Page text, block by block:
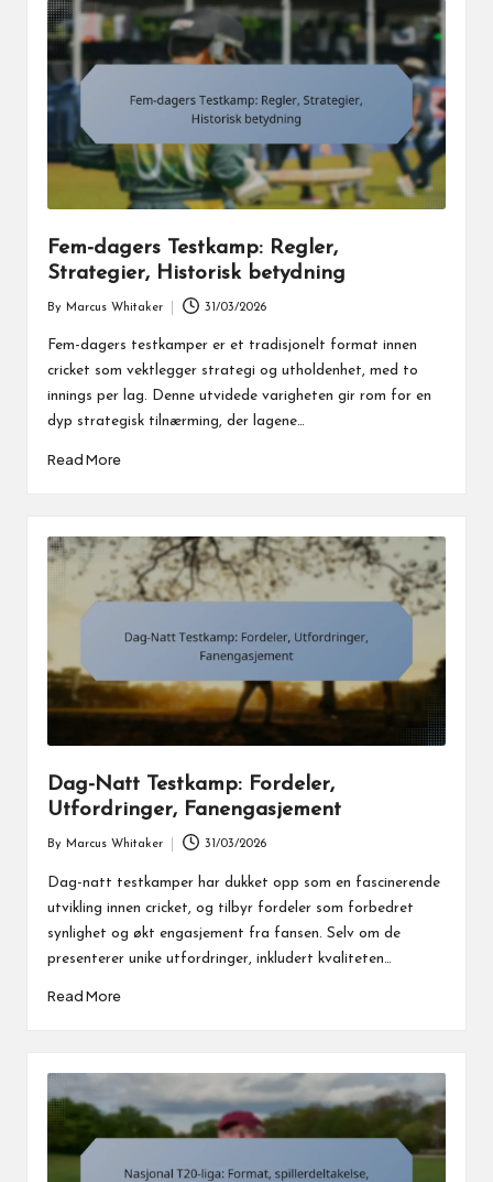
Fem-dagers Testkamp: Regler,
Strategier, Historisk betydning
by
By Marcus Whitaker 31/03/2026
Fem-dagers testkamper er et tradisjonelt format innen
cricket som vektlegger strategi og utholdenhet, med to
innings per lag. Denne utvidede varigheten gir rom for en
dyp strategisk tilnærming, der lagene…
Read More
Dag-Natt Testkamp: Fordeler,
Utfordringer, Fanengasjement
by
By Marcus Whitaker 31/03/2026
Dag-natt testkamper har dukket opp som en fascinerende
utvikling innen cricket, og tilbyr fordeler som forbedret
synlighet og økt engasjement fra fansen. Selv om de
presenterer unike utfordringer, inkludert kvaliteten…
Read More